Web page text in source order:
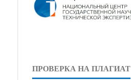
ПРОВЕРКА НА ПЛАГИАТ